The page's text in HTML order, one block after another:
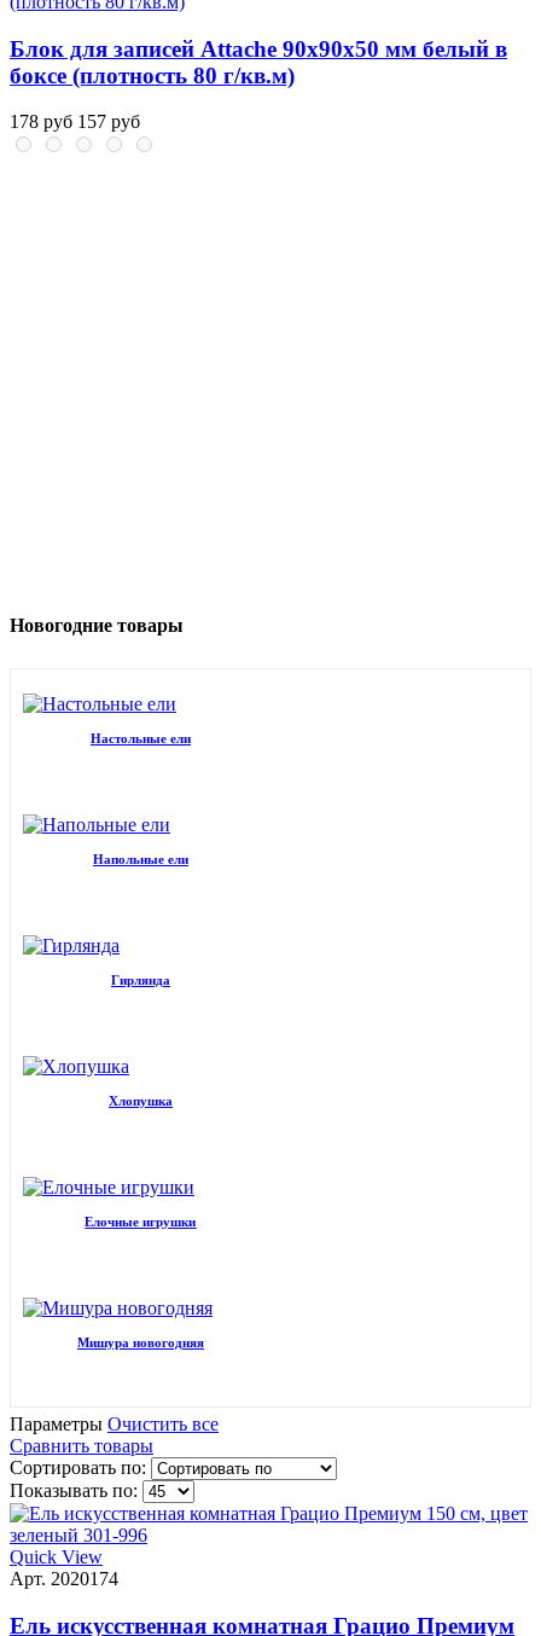
Блок для записей Attache 90x90x50 мм белый в
боксе (плотность 80 г/кв.м)
178 руб 157 руб
Новогодние товары
Настольные ели
Напольные ели
Гирлянда
Хлопушка
Елочные игрушки
Мишура новогодняя
Параметры Очистить все
Сравнить товары
Сортировать по:
Показывать по:
Quick View
Арт. 2020174
Ель искусственная комнатная Грацио Премиум